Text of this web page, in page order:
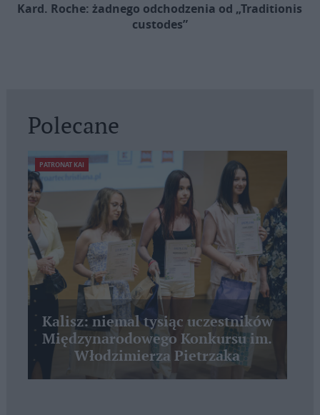
Kard. Roche: żadnego odchodzenia od „Traditionis
custodes”
Polecane
PATRONAT KAI
Kalisz: niemal tysiąc uczestników
Międzynarodowego Konkursu im.
Włodzimierza Pietrzaka